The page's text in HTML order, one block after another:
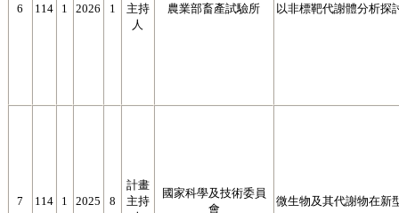
6 114 1 2026 1
主持
人
農業部畜產試驗所 以非標靶代謝體分析探
7 114 1 2025 8
計畫
主持
國家科學及技術委員
會
微生物及其代謝物在新